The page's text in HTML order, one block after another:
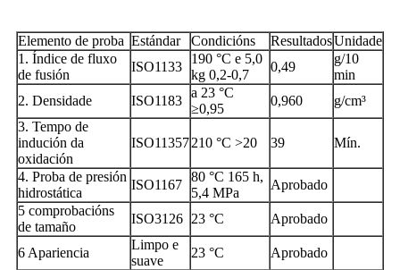
Elemento de proba Estándar Condicións ResultadosUnidade
1. Índice de fluxo
de fusión
ISO1133
190 °C e 5,0
kg 0,2-0,7
0,49
g/10
min
2. Densidade
ISO1183
a 23 °C
≥0,95
0,960
g/cm³
3. Tempo de
indución da
oxidación
ISO11357210 °C >20 39 Mín.
4. Proba de presión
hidrostática
ISO1167
80 °C 165 h,
5,4 MPa
Aprobado
5 comprobacións
de tamaño
ISO3126 23 °C Aprobado
6 Apariencia
Limpo e
suave
23 °C Aprobado